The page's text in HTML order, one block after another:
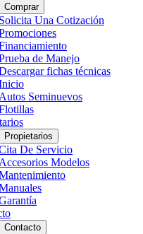
Comprar
Solicita Una Cotización
de Manejo
fichas técnicas
Autos Seminuevos
Propietarios
De Servicio
Accesorios Modelos
Contacto